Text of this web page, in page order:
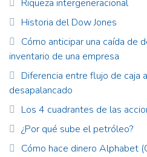
Riqueza intergeneracional
Historia del Dow Jones
Cómo anticipar una caída de
inventario de una empresa
Diferencia entre flujo de caja
desapalancado
Los 4 cuadrantes de las
¿Por qué sube el petróleo?
Cómo hace dinero Alphabet